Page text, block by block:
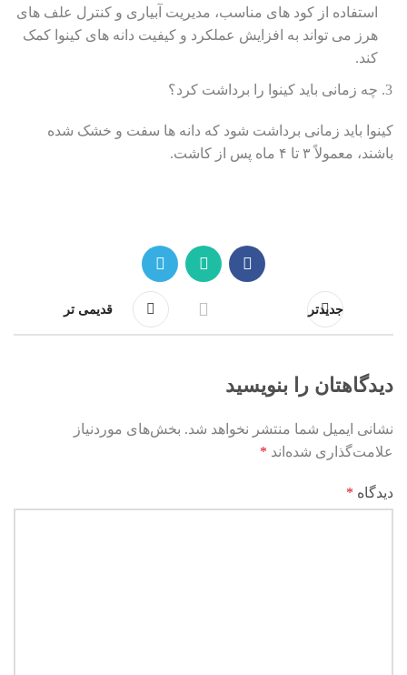
استفاده از کود های مناسب، مدیریت آبیاری و کنترل علف های
هرز می تواند به افزایش عملکرد و کیفیت دانه های کینوا کمک
کند.
چه زمانی باید کینوا را برداشت کرد؟
کینوا باید زمانی برداشت شود که دانه ها سفت و خشک شده
باشند، معمولاً ۳ تا ۴ ماه پس از کاشت.
جدیدتر قدیمی تر
دیدگاهتان را بنویسید
نشانی ایمیل شما منتشر نخواهد شد. بخش‌های موردنیاز
علامت‌گذاری شده‌اند *
دیدگاه *